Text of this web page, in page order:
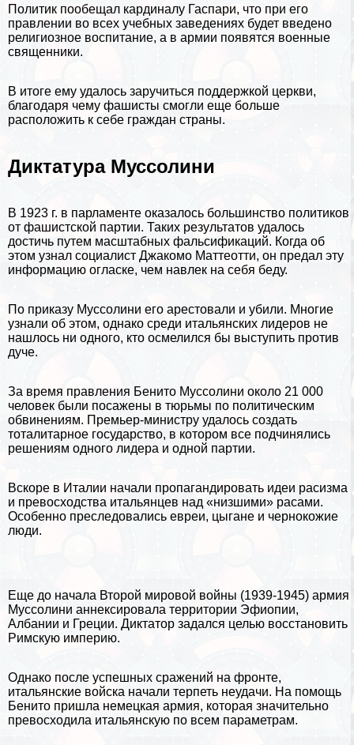
Политик пообещал кардиналу Гаспари, что при его
правлении во всех учебных заведениях будет введено
религиозное воспитание, а в армии появятся военные
священники.
В итоге ему удалось заручиться поддержкой церкви,
благодаря чему фашисты смогли еще больше
расположить к себе граждан страны.
Диктатура Муссолини
В 1923 г. в парламенте оказалось большинство политиков
от фашистской партии. Таких результатов удалось
достичь путем масштабных фальсификаций. Когда об
этом узнал социалист Джакомо Маттеотти, он предал эту
информацию огласке, чем навлек на себя беду.
По приказу Муссолини его арестовали и убили. Многие
узнали об этом, однако среди итальянских лидеров не
нашлось ни одного, кто осмелился бы выступить против
дуче.
За время правления Бенито Муссолини около 21 000
человек были посажены в тюрьмы по политическим
обвинениям. Премьер-министру удалось создать
тоталитарное государство, в котором все подчинялись
решениям одного лидера и одной партии.
Вскоре в Италии начали пропагандировать идеи расизма
и превосходства итальянцев над «низшими» расами.
Особенно преследовались евреи, цыгане и чернокожие
люди.
Еще до начала Второй мировой войны (1939-1945) армия
Муссолини аннексировала территории Эфиопии,
Албании и Греции. Диктатор задался целью восстановить
Римскую империю.
Однако после успешных сражений на фронте,
итальянские войска начали терпеть неудачи. На помощь
Бенито пришла немецкая армия, которая значительно
превосходила итальянскую по всем параметрам.